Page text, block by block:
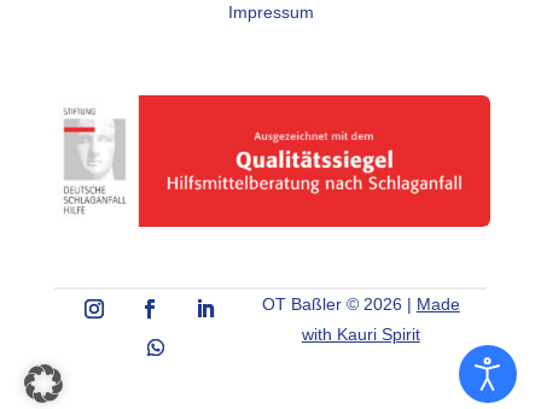
Impressum
OT Baßler © 2026 | Made
with Kauri Spirit